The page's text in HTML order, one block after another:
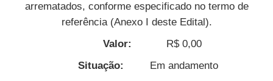
arrematados, conforme especificado no termo de
referência (Anexo I deste Edital).
Valor:
R$ 0,00
Situação:
Em andamento